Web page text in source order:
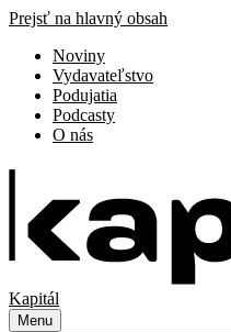
Prejsť na hlavný obsah
Noviny
Vydavateľstvo
Podujatia
Podcasty
O nás
Kapitál
Menu